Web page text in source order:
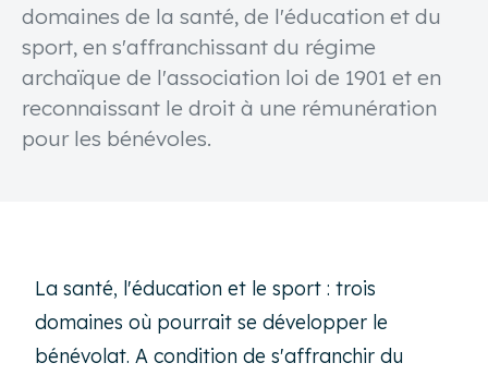
domaines de la santé, de l'éducation et du
sport, en s'affranchissant du régime
archaïque de l'association loi de 1901 et en
reconnaissant le droit à une rémunération
pour les bénévoles.
La santé, l'éducation et le sport : trois
domaines où pourrait se développer le
bénévolat. A condition de s'affranchir du